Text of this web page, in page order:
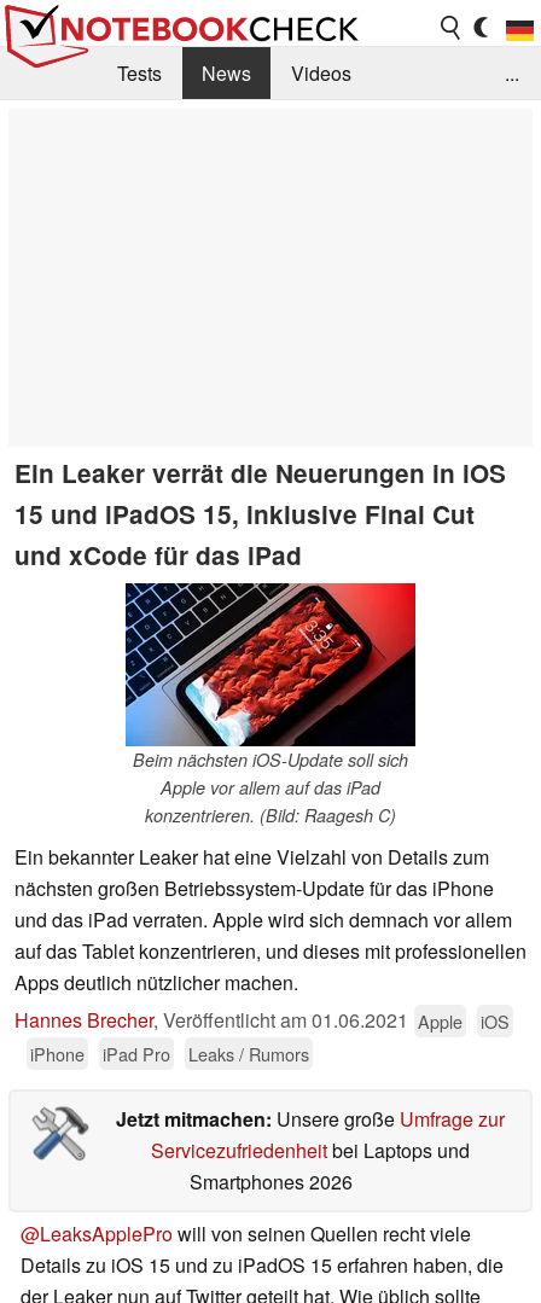
Tests News
Videos
...
Ein Leaker verrät die Neuerungen in iOS
15 und iPadOS 15, inklusive Final Cut
und xCode für das iPad
Beim nächsten iOS-Update soll sich
Apple vor allem auf das iPad
konzentrieren. (Bild: Raagesh C)
Ein bekannter Leaker hat eine Vielzahl von Details zum
nächsten großen Betriebssystem-Update für das iPhone
und das iPad verraten. Apple wird sich demnach vor allem
auf das Tablet konzentrieren, und dieses mit professionellen
Apps deutlich nützlicher machen.
Hannes Brecher, Veröffentlicht am01.06.2021 Apple
iOS
iPhone
iPad Pro Leaks / Rumors
Jetzt mitmachen: Unsere große Umfrage zur
Servicezufriedenheitbei Laptops und
Smartphones 2026
@LeaksAppleProwill von seinen Quellen recht viele
Details zu iOS 15 und zu iPadOS 15 erfahren haben, die
der Leaker nun auf Twitter geteilt hat. Wie üblich sollte